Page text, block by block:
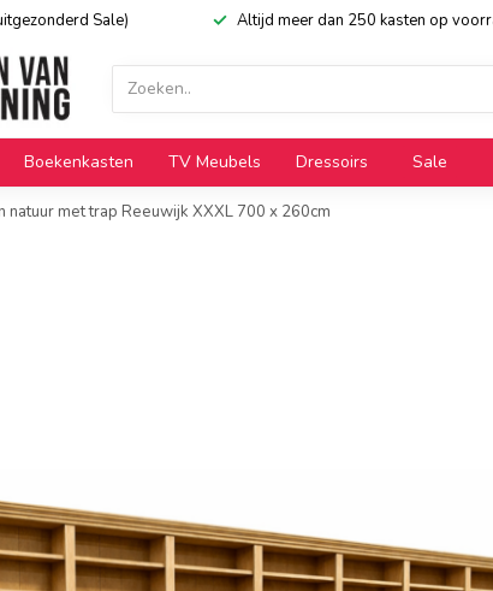
Sale) Altijd meer dan 250 kasten op
Boekenkasten TV Meubels Dressoirs Sale
natuur met trap Reeuwijk XXXL 700 x 260cm